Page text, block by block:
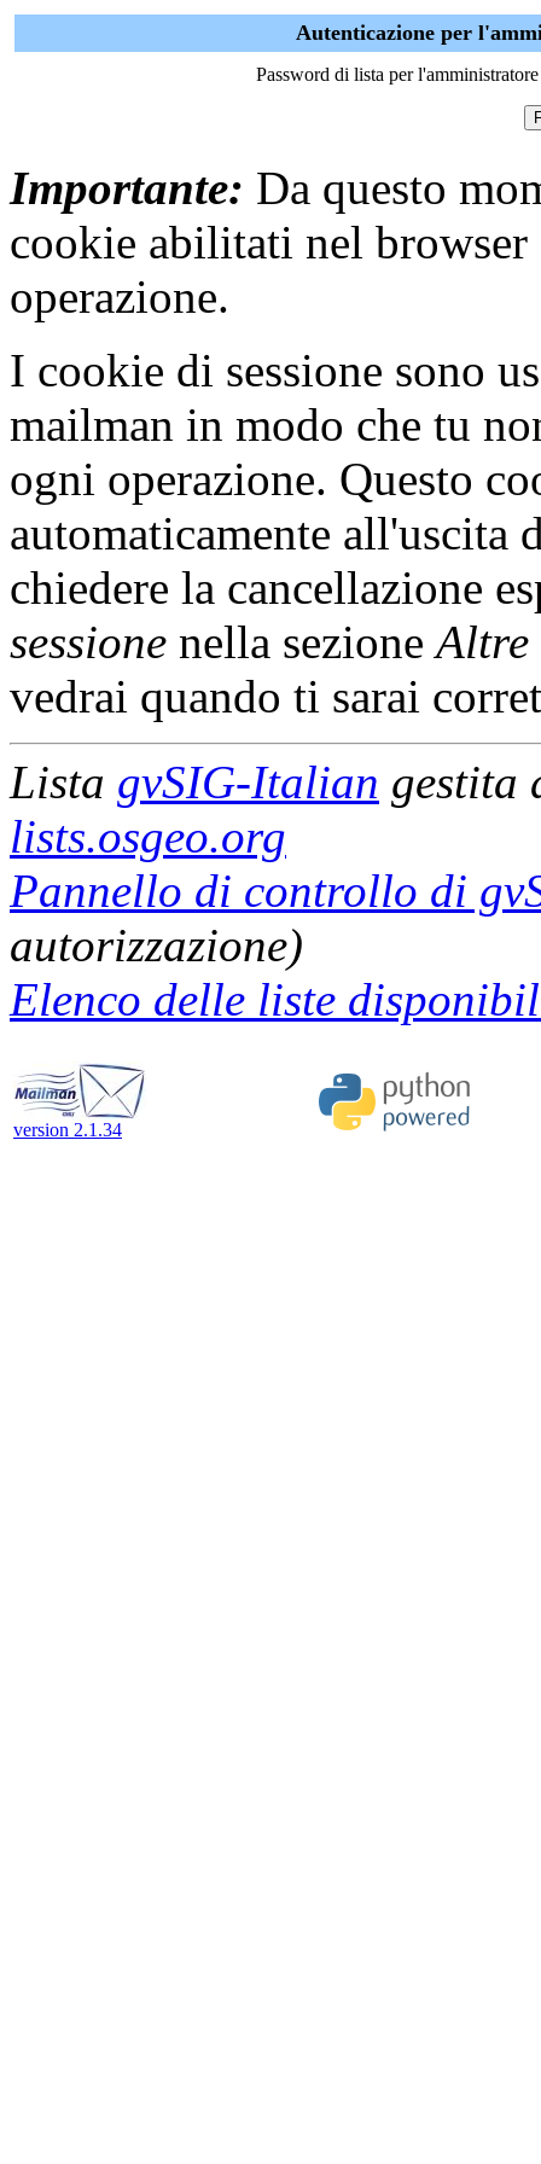
Autenticazione per
Password di lista per
Importante: Da questo
cookie abilitati nel browser
operazione.
I cookie di sessione sono
mailman in modo che tu
ogni operazione. Questo
automaticamente all'uscita
chiedere la cancellazione
sessione nella sezioneAltre
vedrai quando ti sarai
Lista gvSIG-Italian gestita
lists.osgeo.org
Pannello di controllo di
autorizzazione)
Elenco delle liste
version 2.1.34